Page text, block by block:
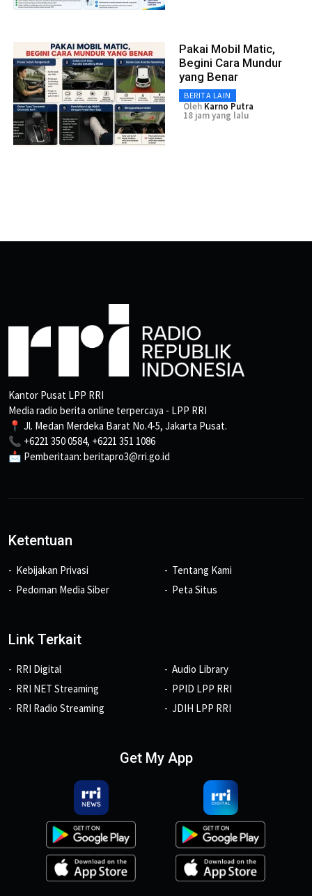
Pakai Mobil Matic,
Begini Cara Mundur
yang Benar
BERITA LAIN
Oleh Karno Putra
18 jam yang lalu
Kantor Pusat LPP RRI
Media radio berita online terpercaya - LPP RRI
📍 Jl. Medan Merdeka Barat No.4-5, Jakarta Pusat.
📞 +6221 350 0584, +6221 351 1086
📩 Pemberitaan: beritapro3@rri.go.id
Ketentuan
Kebijakan Privasi
Pedoman Media Siber
Tentang Kami
Peta Situs
Link Terkait
RRI Digital
RRI NET Streaming
RRI Radio Streaming
Audio Library
PPID LPP RRI
JDIH LPP RRI
Get My App